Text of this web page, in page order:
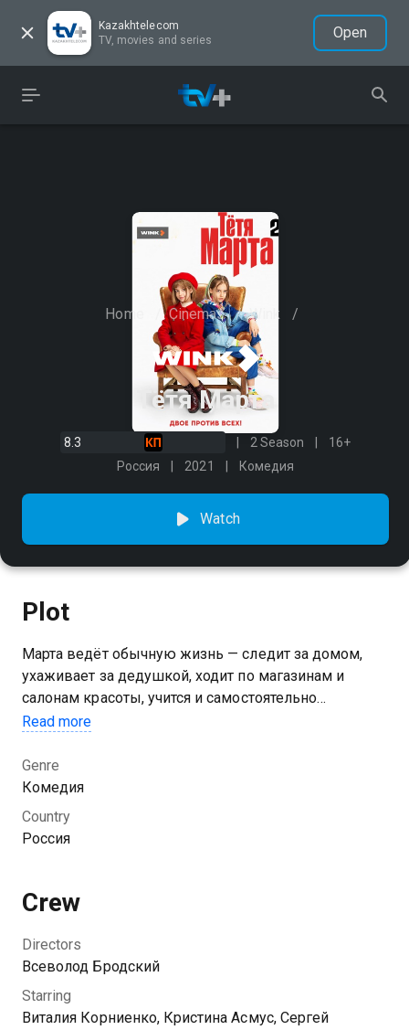
Kazakhtelecom
TV, movies and series
Open
Home Cinemas / Wink /
Тётя Марта
8.3 2 Season
16+
Россия
2021 Комедия
Watch
Plot
Марта ведёт обычную жизнь — следит за домом,
ухаживает за дедушкой, ходит по магазинам и
салонам красоты, учится и самостоятельно
справляется с различными трудностями. Всё бы
Read more
Genre
Комедия
Country
Россия
Crew
Directors
Всеволод Бродский
Starring
Виталия Корниенко, Кристина Асмус, Сергей